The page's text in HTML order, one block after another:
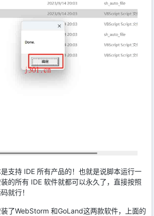
支持 IDE 所有产品的！也就是说脚本运行一
的所有 IDE 软件就都可以永久了，直接按照
就行！
了WebStorm 和GoLand这两款软件，上面的